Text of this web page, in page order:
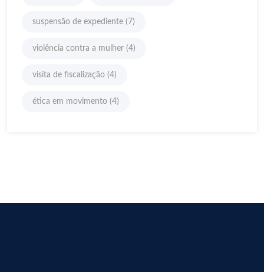
suspensão de expediente (7)
violência contra a mulher (4)
visita de fiscalização (4)
ética em movimento (4)